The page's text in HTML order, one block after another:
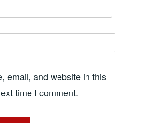
email, and website in this
time I comment.